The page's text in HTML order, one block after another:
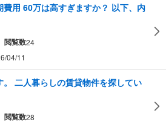
用 60万は高すぎますか？ 以下、内
閲覧数24
04/11
二人暮らしの賃貸物件を探してい
閲覧数28